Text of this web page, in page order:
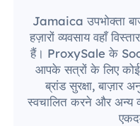
Jamaica उपभोक्ता
हज़ारों व्यवसाय वहाँ
हैं। ProxySale के
आपके सत्रों के लिए कोई
ब्रांड सुरक्षा, बाज़ार
स्वचालित करने और अन्य